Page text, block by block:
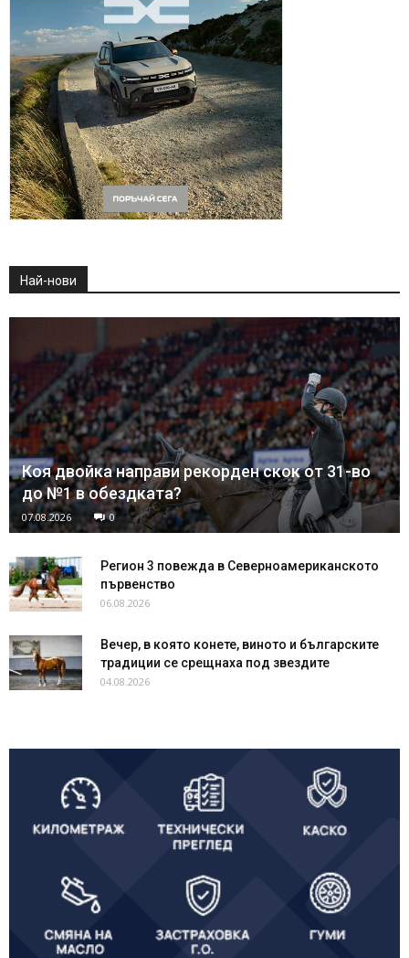
Най-нови
Коя двойка направи рекорден скок от 31-во
до №1 в обездката?
07.08.2026 0
Регион 3 повежда в Северноамериканското
първенство
06.08.2026
Вечер, в която конете, виното и българските
традиции се срещнаха под звездите
04.08.2026